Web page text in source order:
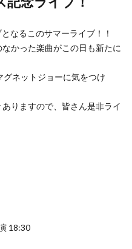
なるこのサマーライブ！！
かった楽曲がこの日も新たに
グネットジョーに気をつけ
りますので、皆さん是非ライ
18:30